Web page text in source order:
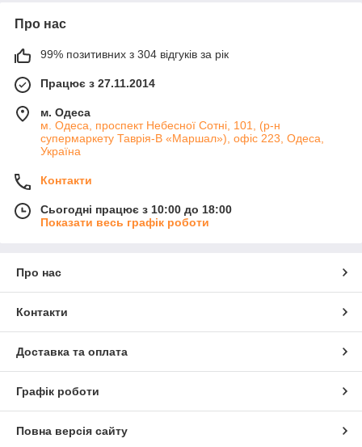
Про нас
99% позитивних з 304 відгуків за рік
Працює з 27.11.2014
м. Одеса
м. Одеса, проспект Небесної Сотні, 101, (р-н
супермаркету Таврія-В «Маршал»), офіс 223, Одеса,
Україна
Контакти
Сьогодні працює з 10:00 до 18:00
Показати весь графік роботи
Про нас
Контакти
Доставка та оплата
Графік роботи
Повна версія сайту